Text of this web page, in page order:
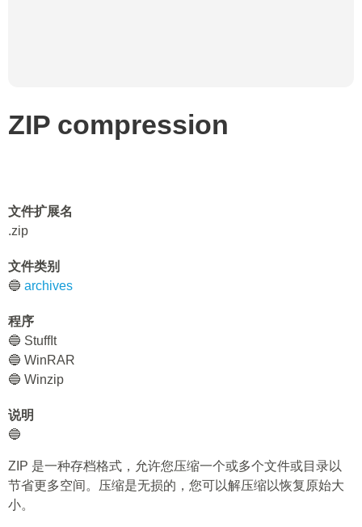
ZIP compression
文件扩展名
.zip
文件类别
🔵 archives
程序
🔵 StuffIt
🔵 WinRAR
🔵 Winzip
说明
🔵
ZIP 是一种存档格式，允许您压缩一个或多个文件或目录以
节省更多空间。压缩是无损的，您可以解压缩以恢复原始大
小。